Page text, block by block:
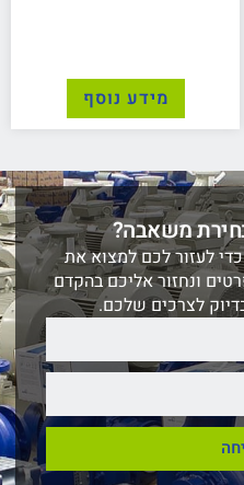
מידע נוסף
משאבה?
לעזור לכם למצוא את
ונחזור אליכם בהקדם
לצרכים שלכם.